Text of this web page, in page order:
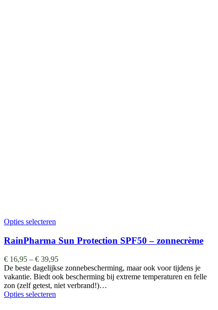
Opties selecteren
RainPharma Sun Protection SPF50 – zonnecrème
€ 16,95 – € 39,95
De beste dagelijkse zonnebescherming, maar ook voor tijdens je
vakantie. Biedt ook bescherming bij extreme temperaturen en felle
zon (zelf getest, niet verbrand!)…
Opties selecteren